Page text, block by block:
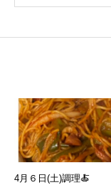
4月６日(土)調理🍝